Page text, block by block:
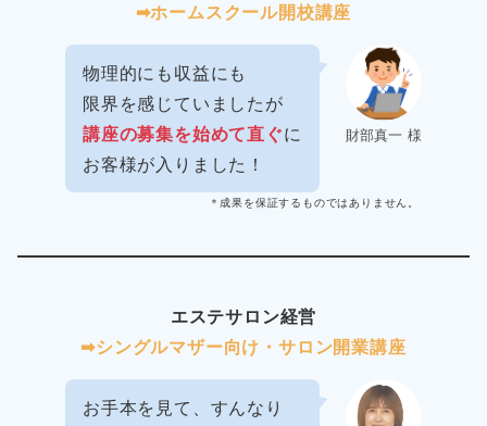
➡︎ホームスクール開校講座
財部真一 様
物理的にも収益にも
限界を感じていましたが
講座の募集を始めて直ぐに
お客様が入りました！
＊成果を保証するものではありません。
エステサロン経営
➡︎シングルマザー向け・サロン開業講座
お手本を見て、すんなり